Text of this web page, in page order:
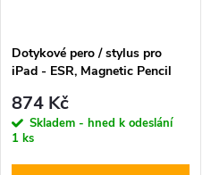
Dotykové pero / stylus pro
iPad - ESR, Magnetic Pencil
874 Kč
Skladem - hned k odeslání
1 ks